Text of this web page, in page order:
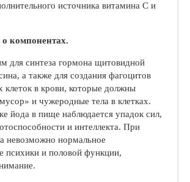
источника витамина С и
компонентах.
для синтеза гормона щитовидной
а также для создания фагоцитов
в крови, которые должны
и чужеродные тела в клетках.
йода в пище наблюдается упадок сил,
и интеллекта. При
невозможно нормальное
психики и половой функции,